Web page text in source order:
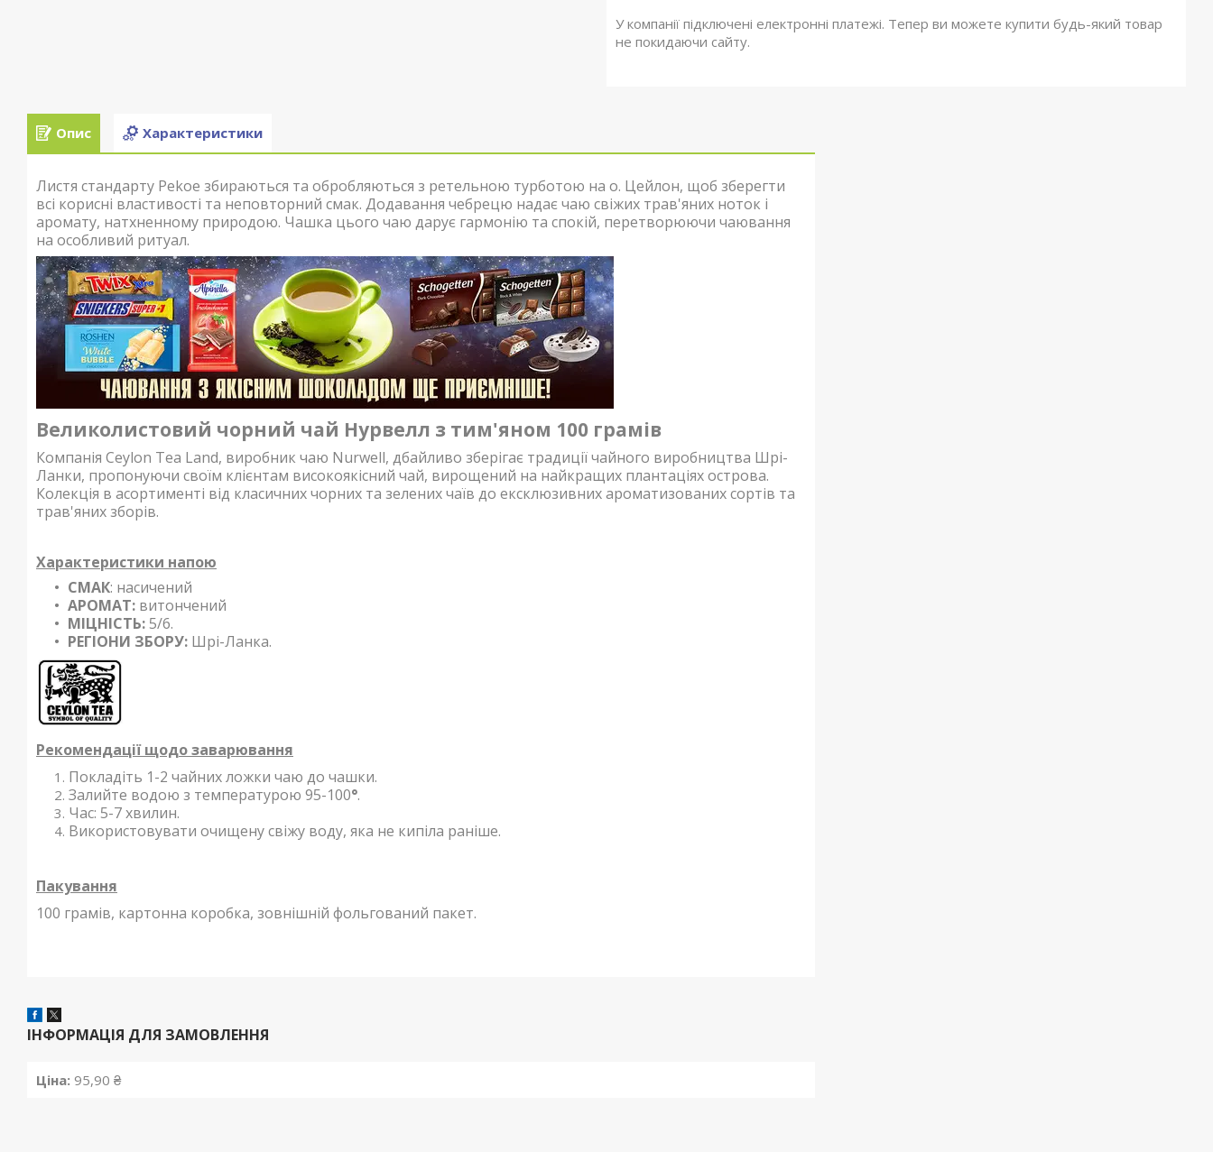
У компанії підключені електронні платежі. Тепер ви можете купити будь-який товар
не покидаючи сайту.
Опис Характеристики
Листя стандарту Pekoe збираються та обробляються з ретельною турботою на о. Цейлон, щоб зберегти
всі корисні властивості та неповторний смак. Додавання чебрецю надає чаю свіжих трав'яних ноток і
аромату, натхненному природою. Чашка цього чаю дарує гармонію та спокій, перетворюючи чаювання
на особливий ритуал.
Великолистовий чорний чай Нурвелл з тим'яном 100 грамів
Компанія Ceylon Tea Land, виробник чаю Nurwell, дбайливо зберігає традиції чайного виробництва Шрі-
Ланки, пропонуючи своїм клієнтам високоякісний чай, вирощений на найкращих плантаціях острова.
Колекція в асортименті від класичних чорних та зелених чаїв до ексклюзивних ароматизованих сортів та
трав'яних зборів.
Характеристики напою
СМАК: насичений
АРОМАТ: витончений
МІЦНІСТЬ:5/6.
РЕГІОНИ ЗБОРУ: Шрі-Ланка.
Рекомендації щодо заварювання
Покладіть 1-2 чайних ложки чаю до чашки.
Залийте водою з температурою 95-100°.
Час: 5-7 хвилин.
Використовувати очищену свіжу воду, яка не кипіла раніше.
Пакування
100 грамів, картонна коробка, зовнішній фольгований пакет.
ІНФОРМАЦІЯ ДЛЯ ЗАМОВЛЕННЯ
Ціна: 95,90 ₴